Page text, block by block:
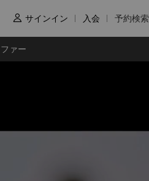
 サインイン 入会 予約検索
ァー